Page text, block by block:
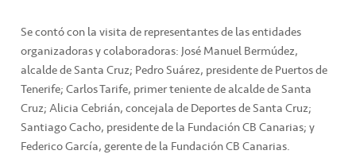
Se contó con la visita de representantes de las entidades
organizadoras y colaboradoras: José Manuel Bermúdez,
alcalde de Santa Cruz; Pedro Suárez, presidente de Puertos de
Tenerife; Carlos Tarife, primer teniente de alcalde de Santa
Cruz; Alicia Cebrián, concejala de Deportes de Santa Cruz;
Santiago Cacho, presidente de la Fundación CB Canarias; y
Federico García, gerente de la Fundación CB Canarias.